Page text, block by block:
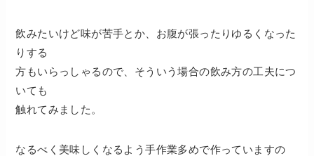
飲みたいけど味が苦手とか、お腹が張ったりゆるくなった
りする
方もいらっしゃるので、そういう場合の飲み方の工夫につ
いても
触れてみました。
なるべく美味しくなるよう手作業多めで作っていますの